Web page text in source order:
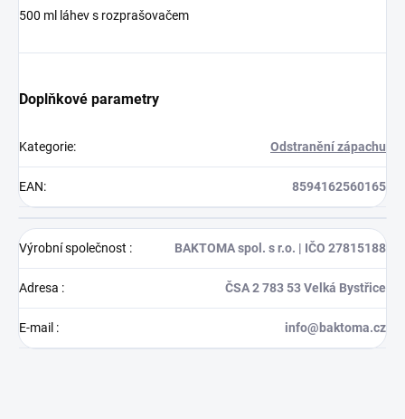
500 ml láhev s rozprašovačem
Doplňkové parametry
Kategorie: Odstranění zápachu
EAN: 8594162560165
Výrobní společnost : BAKTOMA spol. s r.o. | IČO 27815188
Adresa : ČSA 2 783 53 Velká Bystřice
E-mail : info@baktoma.cz